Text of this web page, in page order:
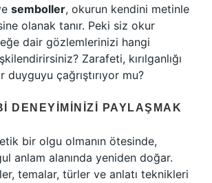
semboller, okurun kendini metinle
olanak tanır. Peki siz okur
dair gözlemlerinizi hangi
Zarafeti, kırılganlığı
çağrıştırıyor mu?
DENEYIMINIZI PAYLAŞMAK
bir olgu olmanın ötesinde,
anlam alanında yeniden doğar.
temalar, türler ve anlatı teknikleri